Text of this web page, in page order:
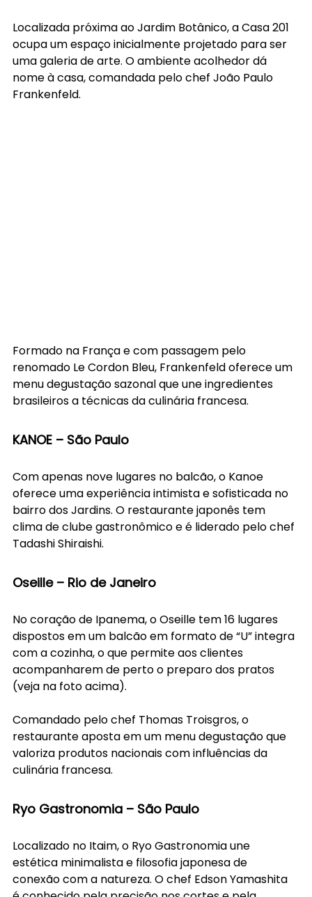
Localizada próxima ao Jardim Botânico, a Casa 201
ocupa um espaço inicialmente projetado para ser
uma galeria de arte. O ambiente acolhedor dá
nome à casa, comandada pelo chef João Paulo
Frankenfeld.
Formado na França e com passagem pelo
renomado Le Cordon Bleu, Frankenfeld oferece um
menu degustação sazonal que une ingredientes
brasileiros a técnicas da culinária francesa.
KANOE – São Paulo
Com apenas nove lugares no balcão, o Kanoe
oferece uma experiência intimista e sofisticada no
bairro dos Jardins. O restaurante japonês tem
clima de clube gastronômico e é liderado pelo chef
Tadashi Shiraishi.
Oseille – Rio de Janeiro
No coração de Ipanema, o Oseille tem 16 lugares
dispostos em um balcão em formato de “U” integra
com a cozinha, o que permite aos clientes
acompanharem de perto o preparo dos pratos
(veja na foto acima).
Comandado pelo chef Thomas Troisgros, o
restaurante aposta em um menu degustação que
valoriza produtos nacionais com influências da
culinária francesa.
Ryo Gastronomia – São Paulo
Localizado no Itaim, o Ryo Gastronomia une
estética minimalista e filosofia japonesa de
conexão com a natureza. O chef Edson Yamashita